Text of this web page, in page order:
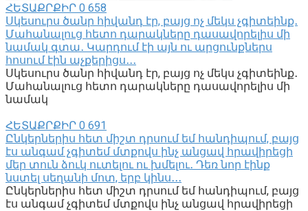
ՀԵՏԱՔՐՔԻՐ 0 658
Սկեսուրս ծանր հիվանդ էր, բայց ոչ մեկս չգիտեինք․
Մահանալուց հետո դարակները դասավորելիս մի
նամակ գտա․ Կարդում էի այն ու արցունքներս
հոսում էին աչքերիցս․․․
Սկեսուրս ծանր հիվանդ էր, բայց ոչ մեկս չգիտեինք․
Մահանալուց հետո դարակները դասավորելիս մի
նամակ
ՀԵՏԱՔՐՔԻՐ 0 691
Ընկերներիս հետ միշտ դրսում եմ հանդիպում, բայց
էս անգամ չգիտեմ մտքովս ինչ անցավ հրավիրեցի
մեր տուն ձուկ ուտելու ու խմելու․ Դեռ նոր էինք
նստել սեղանի մոտ, երբ կինս․․․
Ընկերներիս հետ միշտ դրսում եմ հանդիպում, բայց
էս անգամ չգիտեմ մտքովս ինչ անցավ հրավիրեցի